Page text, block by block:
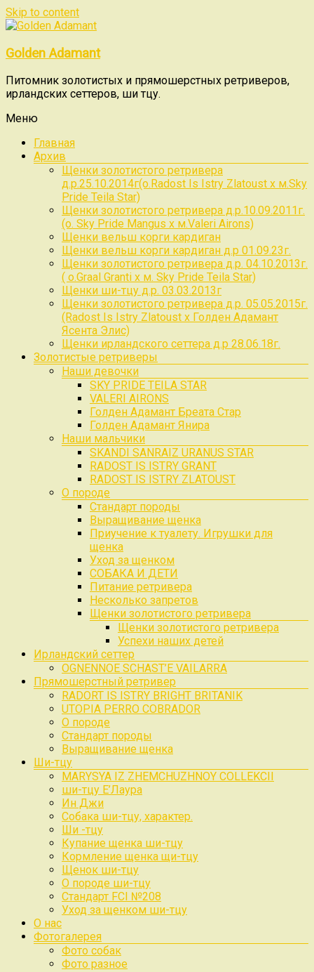
Skip to content
Golden Adamant
Питомник золотистых и прямошерстных ретриверов,
ирландских сеттеров, ши тцу.
Меню
Главная
Архив
Щенки золотистого ретривера
д.р.25.10.2014г(о.Radost Is Istry Zlatoust x м.Sky
Pride Teila Star)
Щенки золотистого ретривера д.р.10.09.2011г.
(о. Sky Pride Mangus x м.Valeri Airons)
Щенки вельш корги кардиган
Щенки вельш корги кардиган д.р 01.09.23г.
Щенки золотистого ретривера д.р. 04.10.2013г.
( о.Graal Granti x м. Sky Pride Teila Star)
Щенки ши-тцу д.р. 03.03.2013г
Щенки золотистого ретривера д.р. 05.05.2015г.
(Radost Is Istry Zlatoust x Голден Адамант
Ясента Элис)
Щенки ирландского сеттера д.р 28.06.18г.
Золотистые ретриверы
Наши девочки
SKY PRIDE TEILA STAR
VALERI AIRONS
Голден Адамант Бреата Стар
Голден Адамант Янира
Наши мальчики
SKANDI SANRAIZ URANUS STAR
RADOST IS ISTRY GRANT
RADOST IS ISTRY ZLATOUST
О породе
Стандарт породы
Выращивание щенка
Приучение к туалету. Игрушки для
щенка
Уход за щенком
СОБАКА И ДЕТИ
Питание ретривера
Несколько запретов
Щенки золотистого ретривера
Щенки золотистого ретривера
Успехи наших детей
Ирландский сеттер
OGNENNOE SCHAST’E VAILARRA
Прямошерстный ретривер
RADORT IS ISTRY BRIGHT BRITANIK
UTOPIA PERRO COBRADOR
О породе
Стандарт породы
Выращивание щенка
Ши-тцу
MARYSYA IZ ZHEMCHUZHNOY COLLEKCII
ши-тцу Е’Лаура
Ин Джи
Собака ши-тцу, характер.
Ши -тцу
Купание щенка ши-тцу
Кормление щенка щи-тцу
Щенок ши-тцу
О породе ши-тцу
Стандарт FCI №208
Уход за щенком ши-тцу
О нас
Фотогалерея
Фото собак
Фото разное